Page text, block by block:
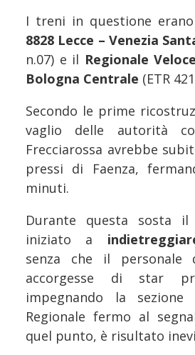
I treni in questione
8828 Lecce – Venezia
n.07) e il Regionale
Bologna Centrale (ETR
Secondo le prime
vaglio delle autorità
Frecciarossa avrebbe
pressi di Faenza,
minuti.
Durante questa sosta
iniziato a
senza che il personale
accorgesse di star
impegnando la
Regionale fermo al
quel punto, è risultato